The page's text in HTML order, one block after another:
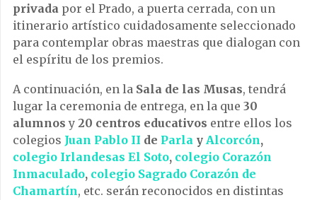
privada por el Prado, a puerta cerrada, con un
itinerario artístico cuidadosamente seleccionado
para contemplar obras maestras que dialogan con
el espíritu de los premios.
A continuación, en la Sala de las Musas, tendrá
lugar la ceremonia de entrega, en la que 30
alumnos y 20 centros educativos entre ellos los
colegios Juan Pablo II de Parla y Alcorcón,
colegio Irlandesas El Soto, colegio Corazón
Inmaculado, colegio Sagrado Corazón de
Chamartín, etc. serán reconocidos en distintas